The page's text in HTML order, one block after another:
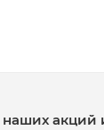
наших акций